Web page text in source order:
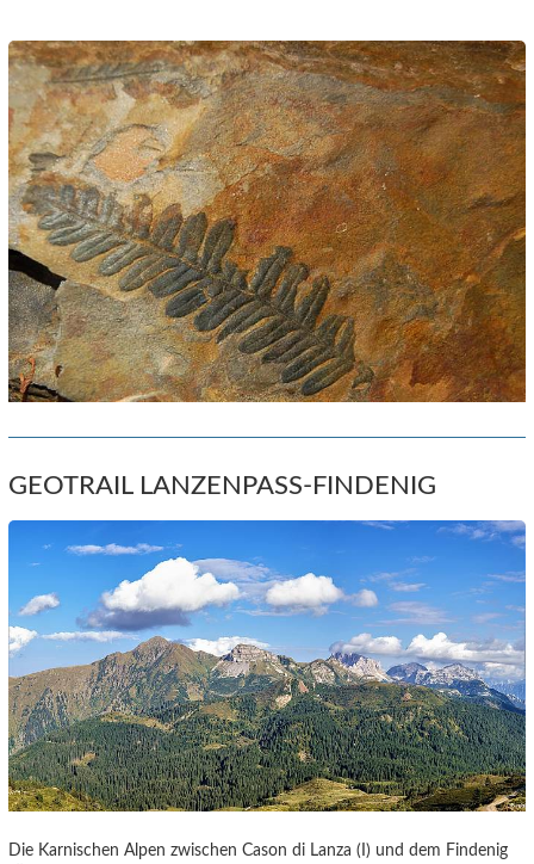
GEOTRAIL LANZENPASS-FINDENIG
Die Karnischen Alpen zwischen Cason di Lanza (I) und dem Findenig